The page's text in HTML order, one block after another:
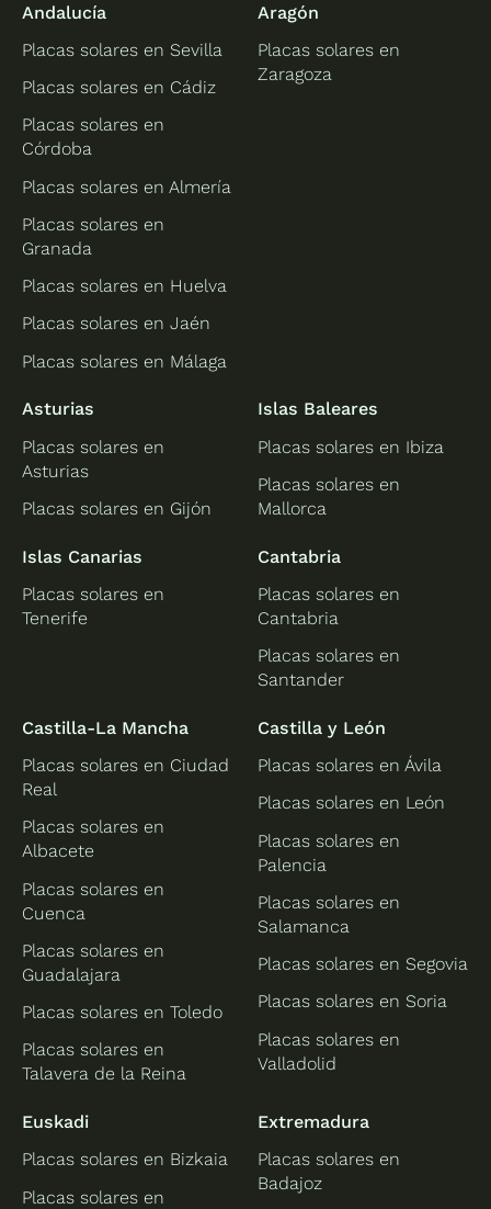
Andalucía
Placas solares en Sevilla
Placas solares en Cádiz
Placas solares en
Córdoba
Placas solares en Almería
Placas solares en
Granada
Placas solares en Huelva
Placas solares en Jaén
Placas solares en Málaga
Aragón
Placas solares en
Zaragoza
Asturias
Placas solares en
Asturias
Placas solares en Gijón
Islas Baleares
Placas solares en Ibiza
Placas solares en
Mallorca
Islas Canarias
Placas solares en
Tenerife
Cantabria
Placas solares en
Cantabria
Placas solares en
Santander
Castilla-La Mancha
Placas solares en Ciudad
Real
Placas solares en
Albacete
Placas solares en
Cuenca
Placas solares en
Guadalajara
Placas solares en Toledo
Placas solares en
Talavera de la Reina
Castilla y León
Placas solares en Ávila
Placas solares en León
Placas solares en
Palencia
Placas solares en
Salamanca
Placas solares en Segovia
Placas solares en Soria
Placas solares en
Valladolid
Euskadi
Placas solares en Bizkaia
Placas solares en
Extremadura
Placas solares en
Badajoz